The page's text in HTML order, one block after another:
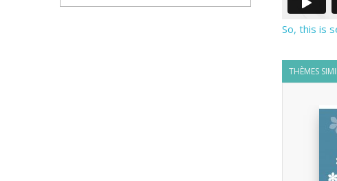
So, this is
THÈMES